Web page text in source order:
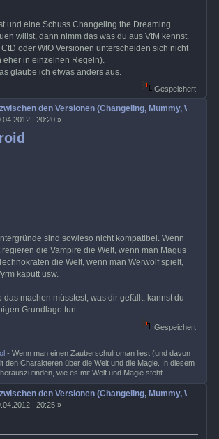
und eine Schuss Changeling the Dreaming
willst, dann nimm das was du aus VtM kennst.
oder WtO Versionen unterscheiden sich nicht
eher in einzelnen Regeln).
glaube ich etwas anders aus.
Gespeichert
den Versionen (Changeling, Mummy, Wrath
| 20:20 »
sind sowieso nicht kompatibel. Wenn
die Vampire die Welt, wenn man Magus
die Welt, wenn man Werwolf spielt,
kaputt usw.
das machen müsstest, was dir gefällt, kannst du
Grundlage tun.
Gespeichert
- Wenn man einen Zauberschulroman liest (und davon
den Charakteren über die Welt und die Magie. In diesem
wie es mit Welt und Magie steht.
den Versionen (Changeling, Mummy, Wrath
| 20:25 »